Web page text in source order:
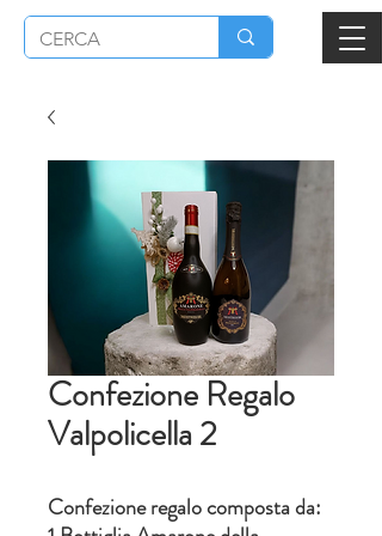
Confezione Regalo
Valpolicella 2
Confezione regalo composta da: